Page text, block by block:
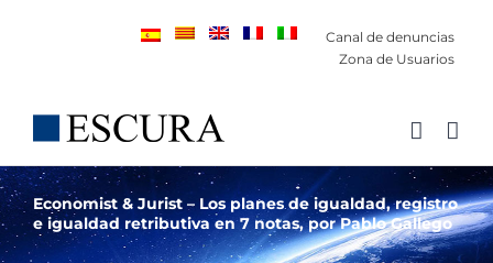
Canal de denuncias
Zona de Usuarios
Economist & Jurist – Los planes de igualdad, registro
e igualdad retributiva en 7 notas, por Pablo Gallego